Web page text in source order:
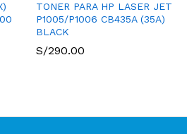
TONER PARA HP LASER JET
P1005/P1006 CB435A (35A)
BLACK
S/290.00